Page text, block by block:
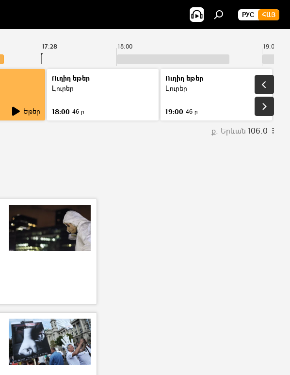
РУС ՀԱՅ
18:00 19:00
17:28
Եթեր
Ուղիղ եթեր
Լուրեր
18:00 46 ր
Ուղիղ եթեր
Լուրեր
19:00 46 ր
ք. Երևան 106.0